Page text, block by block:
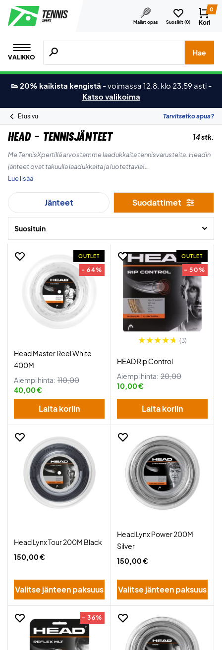
Mailat opas Suosikit (0)
0
Kori
VALIKKO
Hae tuotteita, merkkejä jne.
Hae
👟 20% kaikista kengistä -voimassa 12.8. klo 23.59 asti -
Katso valikoima
Etusivu Tarvitsetko apua?
Head - Tennisjänteet 14 stk.
Me TennisXpertillä arvostamme laadukkaita tennisvarusteita. Headin
jänteet ovat takuulla laadukkaita ja luotettavia!
Lue lisää
Jänteet Suodattimet
Suosituin
OUTLET
- 64%
Head Master Reel White
400M
Aiempi hinta: 110,00
40,00 €
Laita koriin
OUTLET
- 50%
(3)
HEAD Rip Control
Aiempi hinta: 20,00
10,00 €
Laita koriin
Head Lynx Tour 200M Black
150,00 €
Valitse jänteen paksuus
Head Lynx Power 200M
Silver
150,00 €
Valitse jänteen paksuus
- 36%